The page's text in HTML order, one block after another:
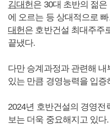
김대헌은 30대 초반의 젊
에 오르는 등 상대적으로
대헌은 호반건설 최대주주
끝냈다.
다만 승계과정과 관련해
있는 만큼 경영능력을 입증
2024년 호반건설의 경영
보는 더욱 중요해지고 있다.